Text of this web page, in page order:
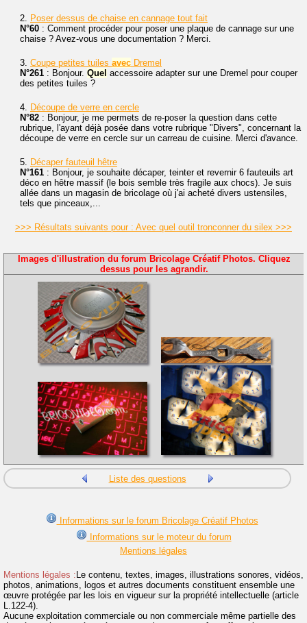
2. Poser dessus de chaise en cannage tout fait
N°60 : Comment procéder pour poser une plaque de cannage sur une
chaise ? Avez-vous une documentation ? Merci.
3. Coupe petites tuiles avec Dremel
N°261 : Bonjour. Quel accessoire adapter sur une Dremel pour couper
des petites tuiles ?
4. Découpe de verre en cercle
N°82 : Bonjour, je me permets de re-poser la question dans cette
rubrique, l'ayant déjà posée dans votre rubrique "Divers", concernant la
découpe de verre en cercle sur un carreau de cuisine. Merci d'avance.
5. Décaper fauteuil hêtre
N°161 : Bonjour, je souhaite décaper, teinter et revernir 6 fauteuils art
déco en hêtre massif (le bois semble très fragile aux chocs). Je suis
allée dans un magasin de bricolage où j'ai acheté divers ustensiles,
tels que pinceaux,...
>>> Résultats suivants pour : Avec quel outil tronconner du silex >>>
Images d'illustration du forum Bricolage Créatif Photos. Cliquez
dessus pour les agrandir.
Liste des questions
Informations sur le forum Bricolage Créatif Photos
Informations sur le moteur du forum
Mentions légales
Mentions légales :Le contenu, textes, images, illustrations sonores, vidéos,
photos, animations, logos et autres documents constituent ensemble une
œuvre protégée par les lois en vigueur sur la propriété intellectuelle (article
L.122-4).
Aucune exploitation commerciale ou non commerciale même partielle des